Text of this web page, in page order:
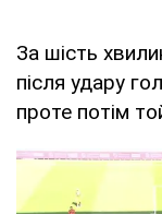
За шість
після удару
проте потім